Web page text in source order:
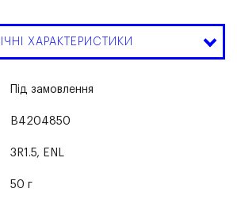
ХАРАКТЕРИСТИКИ
Під замовлення
B4204850
3R1.5, ENL
50 г